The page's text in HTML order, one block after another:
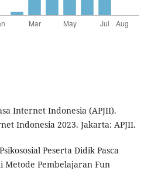
Internet Indonesia (APJII).
Indonesia 2023. Jakarta: APJII.
Peserta Didik Pasca
Metode Pembelajaran Fun